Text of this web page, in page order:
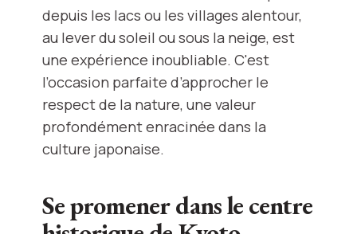
depuis les lacs ou les villages alentour,
au lever du soleil ou sous la neige, est
une expérience inoubliable. C'est
l’occasion parfaite d’approcher le
respect de la nature, une valeur
profondément enracinée dans la
culture japonaise.
Se promener dans le centre